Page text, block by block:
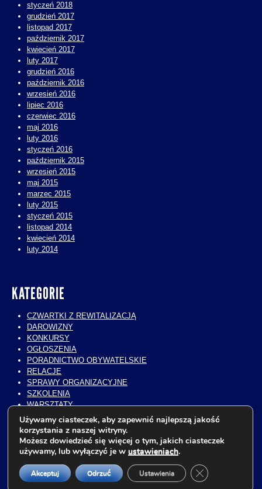
styczeń 2018
grudzień 2017
listopad 2017
październik 2017
kwiecień 2017
luty 2017
grudzień 2016
październik 2016
wrzesień 2016
lipiec 2016
czerwiec 2016
maj 2016
luty 2016
styczeń 2016
październik 2015
wrzesień 2015
maj 2015
marzec 2015
luty 2015
styczeń 2015
listopad 2014
kwiecień 2014
luty 2014
KATEGORIE
CZWARTKI Z REWITALIZACJĄ
DAROWIZNY
KONKURSY
OGŁOSZENIA
PORADNICTWO OBYWATELSKIE
RELACJE
SPRAWY ORGANIZACYJNE
SZKOLENIA
WARSZTATY
WIZYTY STUDIALNE
WOLONTARIAT
WYKŁADY
ZAJĘCIA EDUKACYJNE
Proudly powered by WordPress Theme: Trvl byWordPress.com
Używamy ciasteczek, aby zapewnić najlepszą jakość
korzystania z naszej witryny.
Możesz dowiedzieć się więcej o tym, jakich ciasteczek
używamy, lub wyłączyć je w ustawieniach.
Akceptuj Odrzuć Ustawienia Zamknij panel